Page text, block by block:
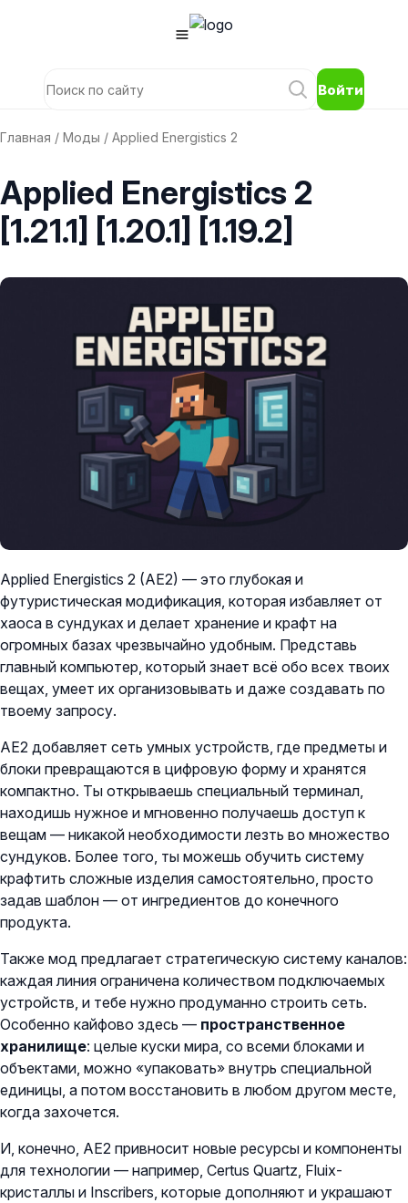
Войти
Главная / Моды / Applied Energistics 2
Applied Energistics 2
[1.21.1] [1.20.1] [1.19.2]
Applied Energistics 2 (AE2) — это глубокая и
футуристическая модификация, которая избавляет от
хаоса в сундуках и делает хранение и крафт на
огромных базах чрезвычайно удобным. Представь
главный компьютер, который знает всё обо всех твоих
вещах, умеет их организовывать и даже создавать по
твоему запросу.
AE2 добавляет сеть умных устройств, где предметы и
блоки превращаются в цифровую форму и хранятся
компактно. Ты открываешь специальный терминал,
находишь нужное и мгновенно получаешь доступ к
вещам — никакой необходимости лезть во множество
сундуков. Более того, ты можешь обучить систему
крафтить сложные изделия самостоятельно, просто
задав шаблон — от ингредиентов до конечного
продукта.
Также мод предлагает стратегическую систему каналов:
каждая линия ограничена количеством подключаемых
устройств, и тебе нужно продуманно строить сеть.
Особенно кайфово здесь — пространственное
хранилище: целые куски мира, со всеми блоками и
объектами, можно «упаковать» внутрь специальной
единицы, а потом восстановить в любом другом месте,
когда захочется.
И, конечно, AE2 привносит новые ресурсы и компоненты
для технологии — например, Certus Quartz, Fluix-
кристаллы и Inscribers, которые дополняют и украшают